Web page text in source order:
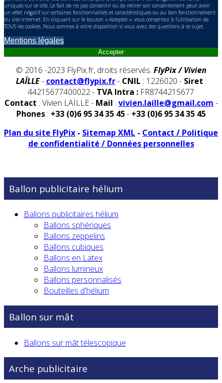
uniques sur ce site. Le fait de ne pas consentir ou de retirer son consentement peut avoir
un effet négatif sur certaines fonctionnalités et caractéristiques ou au bon fonctionnement
du site internet. En cliquant sur le bouton « Accepter », vous consentez à l'utilisation de
TOUS les cookies. Nous sommes à votre disposition si vous avez des questions à ce sujet.
Mentions légales
Accepter
© 2016 -2023 FlyPix.fr, droits réservés. FlyPix / Vivien
LAÏLLE - contact@flypix.fr- CNIL : 1226020 - Siret :
44215677400022 - TVA Intra : FR8744215677
Contact : Vivien LAÏLLE - Mail : vivien.laille@gmail.com -
Phones : +33 (0)6 95 34 35 45- +33 (0)6 95 34 35 45
Plan du site FlyPix - Sitemap XML - Contact / Politique
de confidentialité / Données personnelles
Ballon publicitaire hélium
Ballons publicitaires hélium
Ballons sphériques
Ballons zeppelins
Ballons cubiques
Ballons en Latex
Ballons lumineux
Ballons personnalisés
Bouteilles d'hélium
Ballon sur mât
Ballons sur mât télescopique
Arche publicitaire